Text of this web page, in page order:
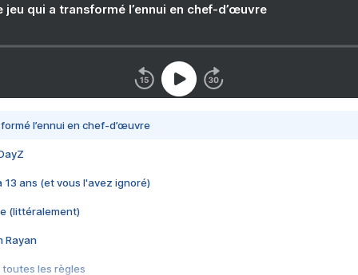
jeu qui a transformé l’ennui en chef-d’œuvre
l’ennui en chef-d’œuvre
13 ans (et vous l'avez ignoré)
(littéralement)
Rayan
toutes les règles